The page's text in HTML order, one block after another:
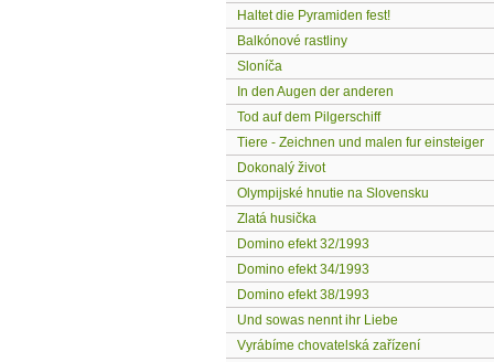
Haltet die Pyramiden fest!
Balkónové rastliny
Sloníča
In den Augen der anderen
Tod auf dem Pilgerschiff
Tiere - Zeichnen und malen fur einsteiger
Dokonalý život
Olympijské hnutie na Slovensku
Zlatá husička
Domino efekt 32/1993
Domino efekt 34/1993
Domino efekt 38/1993
Und sowas nennt ihr Liebe
Vyrábíme chovatelská zařízení